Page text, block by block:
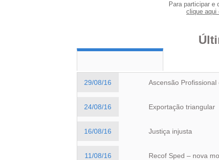
Para participar e
clique aqui
29/08/16 Ascensão
24/08/16 Exportação triangular
16/08/16 Justiça injusta
11/08/16 Recof Sped – nova